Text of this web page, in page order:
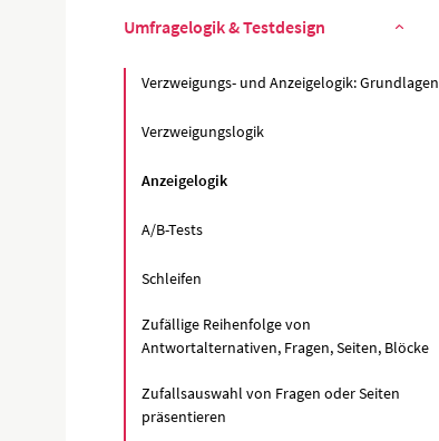
Umfragelogik & Testdesign
Verzweigungs- und Anzeigelogik: Grundlagen
Verzweigungslogik
Anzeigelogik
A/B-Tests
Schleifen
Zufällige Reihenfolge von
Antwortalternativen, Fragen, Seiten, Blöcke
Zufallsauswahl von Fragen oder Seiten
präsentieren